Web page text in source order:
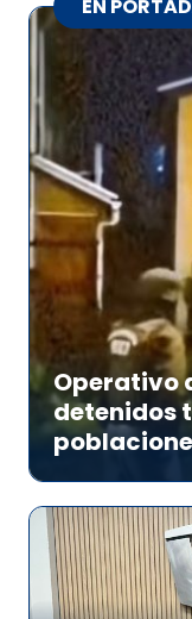
EN
Operativo
detenidos